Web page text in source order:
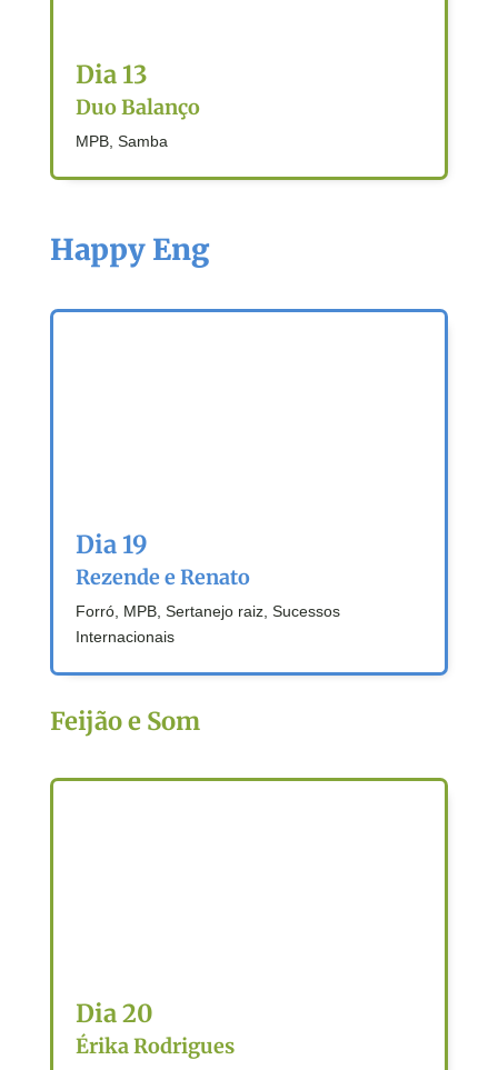
Dia 13
Duo Balanço
MPB, Samba
Happy Eng
Dia 19
Rezende e Renato
Forró, MPB, Sertanejo raiz, Sucessos
Internacionais
Feijão e Som
Dia 20
Érika Rodrigues